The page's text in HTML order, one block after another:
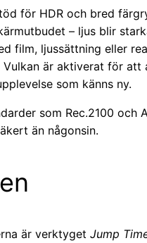
för HDR och bred
– ljus blir
film, ljussättning eller
Vulkan är aktiverat för
som känns ny.
som Rec.2100 och
än någonsin.
är verktyget Jump